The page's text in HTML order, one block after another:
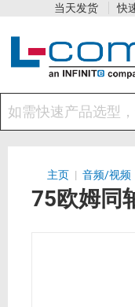
当天发货 快
主页 | 音频/视频
75欧姆同